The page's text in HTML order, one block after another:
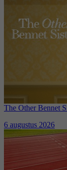
The Other Bennet
6 augustus 2026